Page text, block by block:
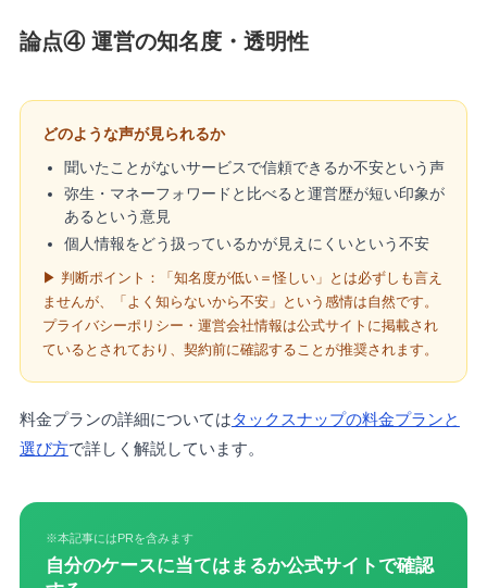
論点④ 運営の知名度・透明性
どのような声が見られるか
聞いたことがないサービスで信頼できるか不安という声
弥生・マネーフォワードと比べると運営歴が短い印象が
あるという意見
個人情報をどう扱っているかが見えにくいという不安
▶ 判断ポイント：「知名度が低い＝怪しい」とは必ずしも言え
ませんが、「よく知らないから不安」という感情は自然です。
プライバシーポリシー・運営会社情報は公式サイトに掲載され
ているとされており、契約前に確認することが推奨されます。
料金プランの詳細についてはタックスナップの料金プランと
選び方で詳しく解説しています。
※本記事にはPRを含みます
自分のケースに当てはまるか公式サイトで確認